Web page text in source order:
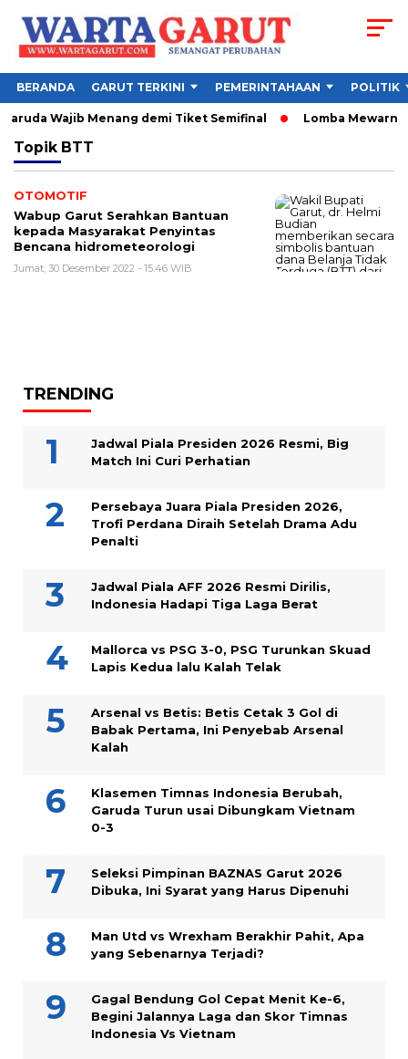
BERANDA GARUT TERKINI PEMERINTAHAAN POLITIK
Wajib Menang demi Tiket Semifinal Lomba Mewarnai
Topik BTT
OTOMOTIF
Wabup Garut Serahkan Bantuan
kepada Masyarakat Penyintas
Bencana hidrometeorologi
Jumat, 30 Desember 2022 - 15:46 WIB
TRENDING
Jadwal Piala Presiden 2026 Resmi, Big
Match Ini Curi Perhatian
Persebaya Juara Piala Presiden 2026,
Trofi Perdana Diraih Setelah Drama Adu
Penalti
Jadwal Piala AFF 2026 Resmi Dirilis,
Indonesia Hadapi Tiga Laga Berat
Mallorca vs PSG 3-0, PSG Turunkan Skuad
Lapis Kedua lalu Kalah Telak
Arsenal vs Betis: Betis Cetak 3 Gol di
Babak Pertama, Ini Penyebab Arsenal
Kalah
Klasemen Timnas Indonesia Berubah,
Garuda Turun usai Dibungkam Vietnam
0-3
Seleksi Pimpinan BAZNAS Garut 2026
Dibuka, Ini Syarat yang Harus Dipenuhi
Man Utd vs Wrexham Berakhir Pahit, Apa
yang Sebenarnya Terjadi?
Gagal Bendung Gol Cepat Menit Ke-6,
Begini Jalannya Laga dan Skor Timnas
Indonesia Vs Vietnam